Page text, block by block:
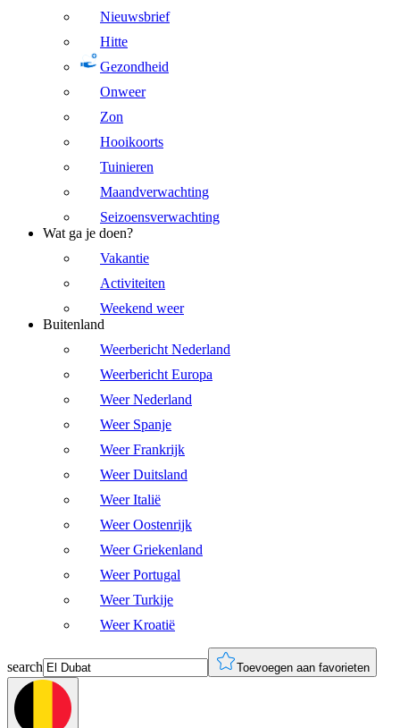
Nieuwsbrief
Hitte
Gezondheid
Onweer
Zon
Hooikoorts
Tuinieren
Maandverwachting
Seizoensverwachting
Wat ga je doen?
Vakantie
Activiteiten
Weekend weer
Buitenland
Weerbericht Nederland
Weerbericht Europa
Weer Nederland
Weer Spanje
Weer Frankrijk
Weer Duitsland
Weer Italië
Weer Oostenrijk
Weer Griekenland
Weer Portugal
Weer Turkije
Weer Kroatië
search Toevoegen aan favorieten